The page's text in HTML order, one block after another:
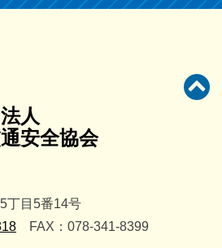
人
安全協会
丁目5番14号
FAX：078-341-8399